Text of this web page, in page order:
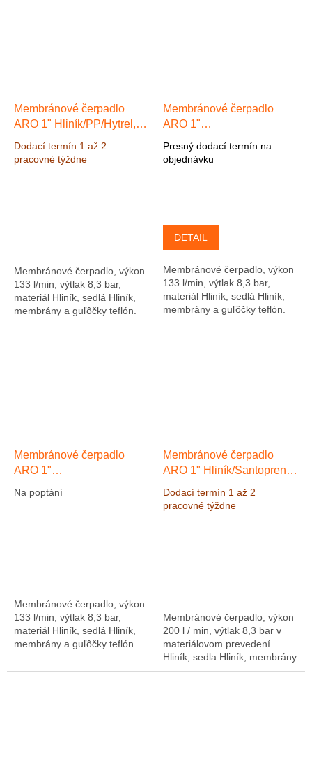
Membránové čerpadlo
ARO 1" Hliník/PP/Hytrel,
Dodací termín 1 až 2
pracovné týždne
Membránové čerpadlo, výkon
133 l/min, výtlak 8,3 bar,
materiál Hliník, sedlá Hliník,
membrány a guľôčky teflón.
Alternatívna náhrada za
Membránové čerpadlo
ARO 1"
133 l/min, výtlak 8,3 bar
Presný dodací termín na
objednávku
DETAIL
Membránové čerpadlo, výkon
133 l/min, výtlak 8,3 bar,
materiál Hliník, sedlá Hliník,
membrány a guľôčky teflón.
Alternatívna náhrada za
Membránové čerpadlo
ARO 1"
133 l/min, výtlak 8,3 bar
Na poptání
Membránové čerpadlo, výkon
133 l/min, výtlak 8,3 bar,
materiál Hliník, sedlá Hliník,
membrány a guľôčky teflón.
čerpadlo ARO 666120-3C9-C
Membránové čerpadlo
ARO 1" Hliník/Santopren
výtlak 8,3 bar
Dodací termín 1 až 2
pracovné týždne
Membránové čerpadlo, výkon
200 l / min, výtlak 8,3 bar v
materiálovom prevedení
Hliník, sedla Hliník, membrány
SANTOPRENE.